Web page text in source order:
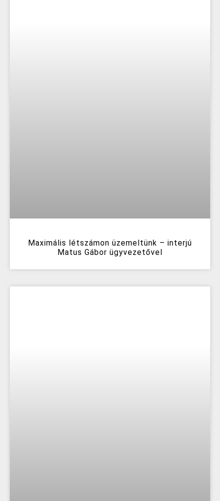
Maximális létszámon üzemeltünk – interjú
Matus Gábor ügyvezetővel